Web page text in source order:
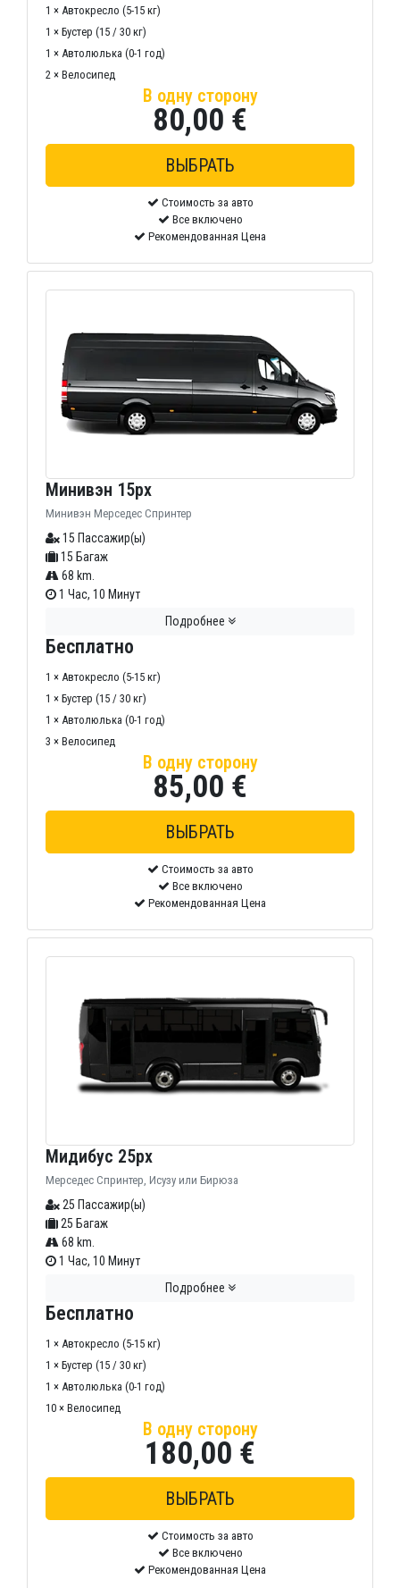
1 × Автокресло (5-15 кг)
1 × Бустер (15 / 30 кг)
1 × Автолюлька (0-1 год)
2 × Велосипед
В одну сторону
80,00 €
Стоимость за авто
Все включено
Рекомендованная Цена
Минивэн 15px
Минивэн Мерседес Спринтер
15 Пассажир(ы)
15 Багаж
68 km.
1 Час, 10 Минут
Подробнее
Бесплатно
1 × Автокресло (5-15 кг)
1 × Бустер (15 / 30 кг)
1 × Автолюлька (0-1 год)
3 × Велосипед
В одну сторону
85,00 €
Стоимость за авто
Все включено
Рекомендованная Цена
Мидибус 25px
Мерседес Спринтер, Исузу или Бирюза
25 Пассажир(ы)
25 Багаж
68 km.
1 Час, 10 Минут
Подробнее
Бесплатно
1 × Автокресло (5-15 кг)
1 × Бустер (15 / 30 кг)
1 × Автолюлька (0-1 год)
10 × Велосипед
В одну сторону
180,00 €
Стоимость за авто
Все включено
Рекомендованная Цена